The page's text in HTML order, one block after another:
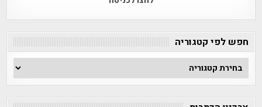
חפש לפי קטגוריה
חפש
לפי